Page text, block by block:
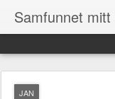
Samfunnet mitt
JAN